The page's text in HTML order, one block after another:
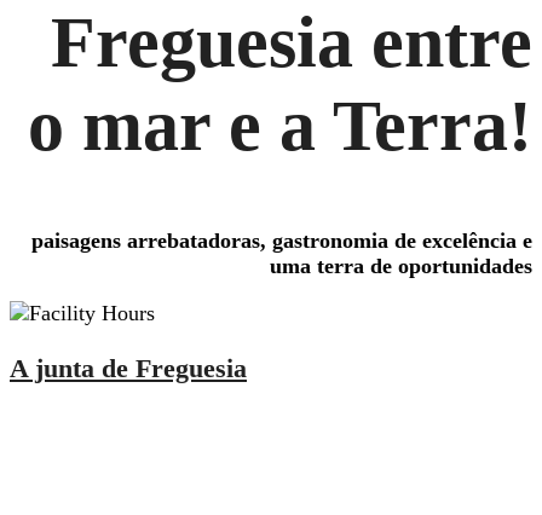
Freguesia entre
o mar e a Terra!
paisagens arrebatadoras, gastronomia de excelência e
uma terra de oportunidades
A junta de Freguesia